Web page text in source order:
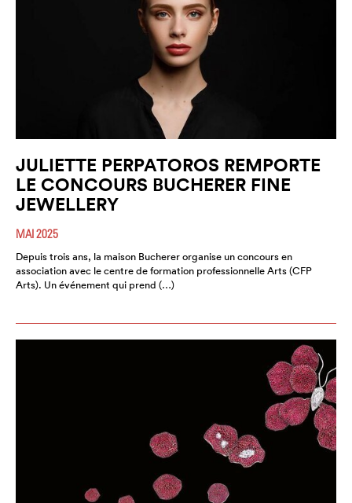
JULIETTE PERPATOROS REMPORTE
LE CONCOURS BUCHERER FINE
JEWELLERY
MAI 2025
Depuis trois ans, la maison Bucherer organise un concours en
association avec le centre de formation professionnelle Arts (CFP
Arts). Un événement qui prend (…)